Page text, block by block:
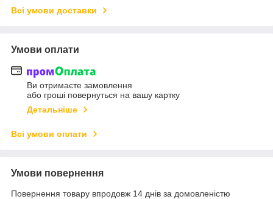
Всі умови доставки
Умови оплати
Ви отримаєте замовлення
або гроші повернуться на вашу картку
Детальніше
Всі умови оплати
Умови повернення
Повернення товару впродовж 14 днів за домовленістю